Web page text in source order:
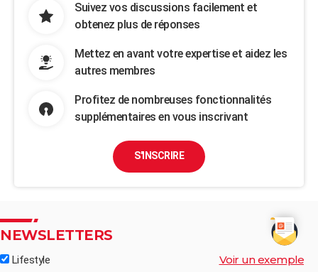
Suivez vos discussions facilement et
obtenez plus de réponses
Mettez en avant votre expertise et aidez les
autres membres
Profitez de nombreuses fonctionnalités
supplémentaires en vous inscrivant
S'INSCRIRE
NEWSLETTERS
Lifestyle Voir un exemple